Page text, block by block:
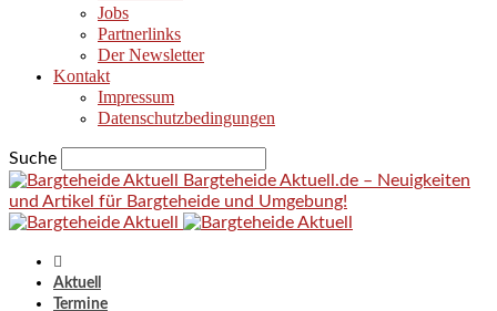
Jobs
Partnerlinks
Der Newsletter
Kontakt
Impressum
Datenschutzbedingungen
Suche
Bargteheide Aktuell.de – Neuigkeiten
und Artikel für Bargteheide und Umgebung!
Aktuell
Termine